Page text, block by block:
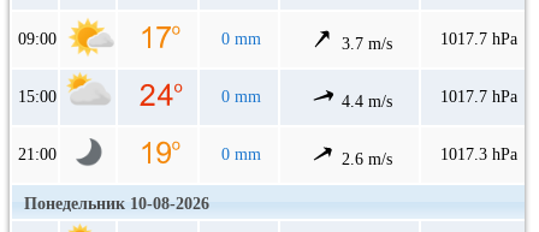
09:00 0 mm 3.7 m/s 1017.7 hPa
15:00 0 mm 4.4 m/s 1017.7 hPa
21:00 0 mm 2.6 m/s 1017.3 hPa
Понедельник 10-08-2026